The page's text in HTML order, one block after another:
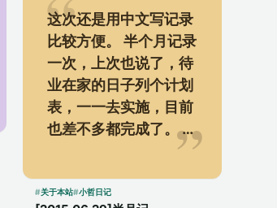
这次还是用中文写记录
比较方便。 半个月记录
一次，上次也说了，待
业在家的日子列个计划
表，一一去实施，目前
也差不多都完成了。 半
个月时间一晃就过去
知不觉我待业在家...
关于本站 小哲日记